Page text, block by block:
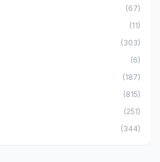
(67)
(11)
(303)
(6)
(187)
(815)
(251)
(344)